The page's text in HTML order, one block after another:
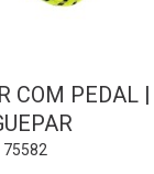
COM PEDAL |
75582